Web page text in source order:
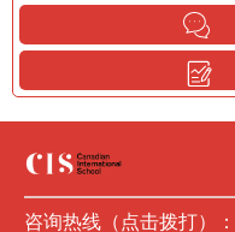
咨询热线（点击拨打）：